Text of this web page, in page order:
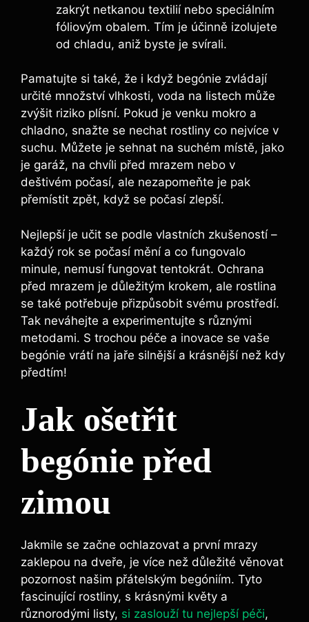
zakrýt netkanou textilií nebo speciálním
fóliovým obalem. Tím je účinně izolujete
od chladu, aniž byste je svírali.
Pamatujte si také, že i když begónie zvládají
určité množství vlhkosti, voda na listech může
zvýšit riziko plísní. Pokud je venku mokro a
chladno, snažte se nechat rostliny co nejvíce v
suchu. Můžete je sehnat na suchém místě, jako
je garáž, na chvíli před mrazem nebo v
deštivém počasí, ale nezapomeňte je pak
přemístit zpět, když se počasí zlepší.
Nejlepší je učit se podle vlastních zkušeností –
každý rok se počasí mění a co fungovalo
minule, nemusí fungovat tentokrát. Ochrana
před mrazem je důležitým krokem, ale rostlina
se také potřebuje přizpůsobit svému prostředí.
Tak neváhejte a experimentujte s různými
metodami. S trochou péče a inovace se vaše
begónie vrátí na jaře silnější a krásnější než kdy
předtím!
Jak ošetřit
begónie před
zimou
Jakmile se začne ochlazovat a první mrazy
zaklepou na dveře, je více než důležité věnovat
pozornost našim přátelským begóniím. Tyto
fascinující rostliny, s krásnými květy a
různorodými listy, si zaslouží tu nejlepší péči,